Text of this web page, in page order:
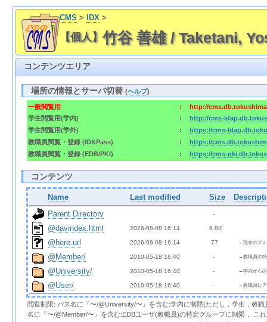
CMS > IDX>
【個人】 竹谷 善雄 / Taketani,
コンテンツエリア
場所の情報とサーバ切替(ヘルプ)
一般閲覧用 :
http://
学生閲覧用(学内)
:
http://cms-
学生閲覧用(学外)
:
https://cms-
教職員閲覧・登録 (ID&Pass)
:
https://
教職員閲覧・登録 (EDB/PKI)
: https://cms-
コンテンツ
Name Last modified Size
Parent Directory
  -
@davindex.html 2026-08-08 16:14 9.8K
@here.url 2026-08-08 16:14 77 ←現在のフ
@Member/ 2010-05-18 16:40
  -
←教職員の
@University/ 2010-05-18 16:40
  -
←学内から
@User/ 2010-05-18 16:40
  -
←教職員に
閲覧制限: パス名に『〜/@University/〜』を含む:学内に制限(ただし，学生，教
名に『〜/@Member/〜』を含む:EDBユーザ(教職員)の特定グループに制限． こ